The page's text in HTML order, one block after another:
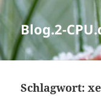
Blog.2-
Schlagwort: